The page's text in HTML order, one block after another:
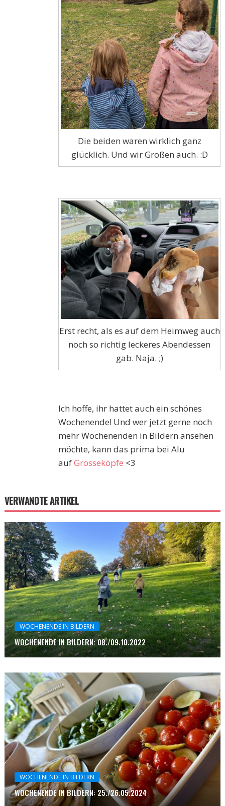
Die beiden waren wirklich ganz
glücklich. Und wir Großen auch. :D
Erst recht, als es auf dem Heimweg auch
noch so richtig leckeres Abendessen
gab. Naja. ;)
Ich hoffe, ihr hattet auch ein schönes
Wochenende! Und wer jetzt gerne noch
mehr Wochenenden in Bildern ansehen
möchte, kann das prima bei Alu
aufGrosseköpfe <3
VERWANDTE ARTIKEL
WOCHENENDE IN BILDERN
WOCHENENDE IN BILDERN: 08./09.10.2022
WOCHENENDE IN BILDERN
WOCHENENDE IN BILDERN: 25./26.05.2024